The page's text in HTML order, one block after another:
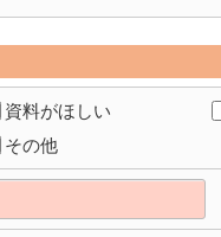
資料がほしい
その他